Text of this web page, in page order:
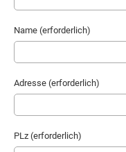
Name (erforderlich)
Adresse (erforderlich)
PLz (erforderlich)